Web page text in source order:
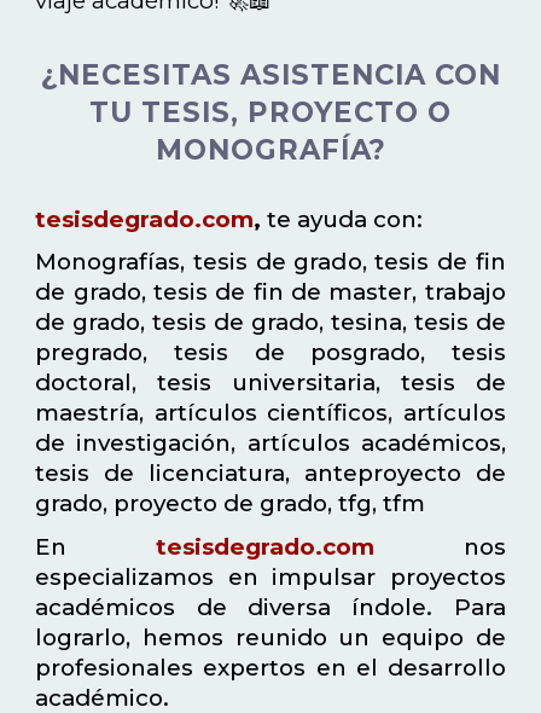
¿NECESITAS ASISTENCIA CON
TU TESIS, PROYECTO O
MONOGRAFÍA?
tesisdegrado.com, te ayuda con:
Monografías, tesis de grado, tesis de fin
de grado, tesis de fin de master, trabajo
de grado, tesis de grado, tesina, tesis de
pregrado, tesis de posgrado, tesis
doctoral, tesis universitaria, tesis de
maestría, artículos científicos, artículos
de investigación, artículos académicos,
tesis de licenciatura, anteproyecto de
grado, proyecto de grado, tfg, tfm
En tesisdegrado.com nos
especializamos en impulsar proyectos
académicos de diversa índole. Para
lograrlo, hemos reunido un equipo de
profesionales expertos en el desarrollo
académico.